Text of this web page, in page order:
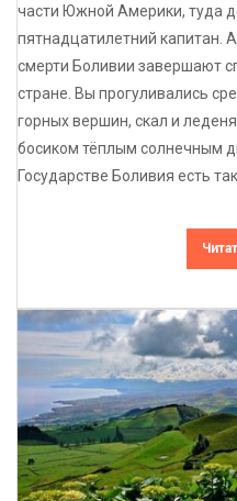
части Южной Америки, туда
пятнадцатилетний капитан.
смерти Боливии завершают
стране. Вы прогуливались
горных вершин, скал и
босиком тёплым солнечным
Государстве Боливия есть